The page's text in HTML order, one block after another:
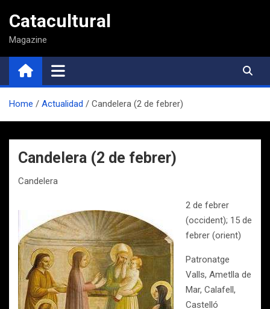
contenido
Catacultural
Magazine
Home Actualidad Candelera (2 de febrer)
Candelera (2 de febrer)
Candelera
2 de febrer
(occident); 15 de
febrer (orient)
Patronatge
Valls, Ametlla de
Mar, Calafell,
Castelló